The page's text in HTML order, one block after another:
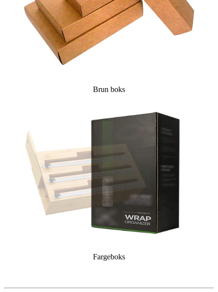
Brun boks
Fargeboks